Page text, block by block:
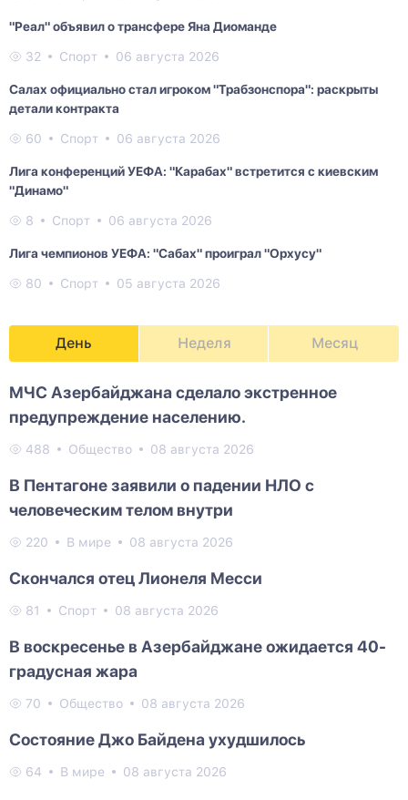
"Реал" объявил о трансфере Яна Диоманде
32 Спорт 06 августа 2026
Салах официально стал игроком "Трабзонспора": раскрыты
детали контракта
60 Спорт 06 августа 2026
Лига конференций УЕФА: "Карабах" встретится с киевским
"Динамо"
8 Спорт 06 августа 2026
Лига чемпионов УЕФА: "Сабах" проиграл "Орхусу"
80 Спорт 05 августа 2026
День Неделя Месяц
МЧС Азербайджана сделало экстренное
предупреждение населению.
488 Общество 08 августа 2026
В Пентагоне заявили о падении НЛО с
человеческим телом внутри
220 В мире 08 августа 2026
Скончался отец Лионеля Месси
81 Спорт 08 августа 2026
В воскресенье в Азербайджане ожидается 40-
градусная жара
70 Общество 08 августа 2026
Состояние Джо Байдена ухудшилось
64 В мире 08 августа 2026